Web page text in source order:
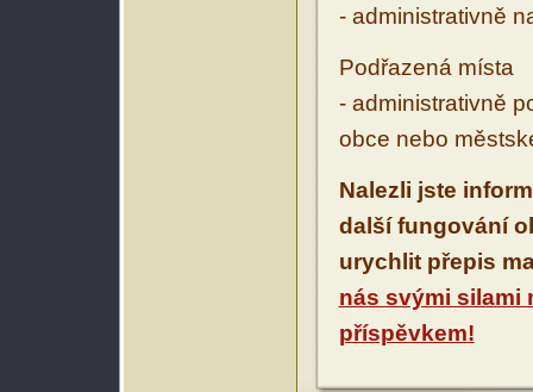
- administrativně
Podřazená místa
- administrativně
obce nebo
Nalezli jste
další fungování
urychlit přepis
nás svými silami
příspěvkem!